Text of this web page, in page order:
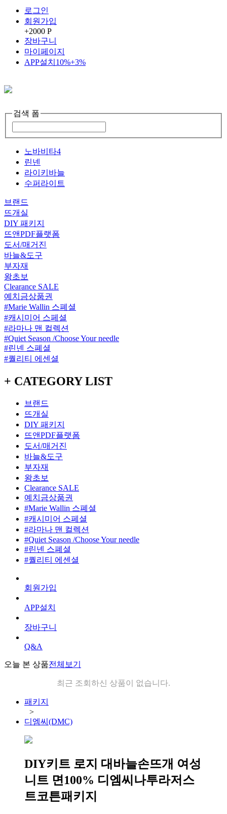
로그인
회원가입
+2000 P
장바구니
마이페이지
APP설치 10%+3%
검색 폼
노바비타4
린넨
라이키바늘
수퍼라이트
브랜드
뜨개실
DIY 패키지
뜨앤PDF플랫폼
도서/매거진
바늘&도구
부자재
왕초보
Clearance SALE
예치금상품권
#Marie Wallin 스폐셜
#캐시미어 스페셜
#라마나 맨 컬렉션
#Quiet Season /Choose Your needle
#린넨 스폐셜
#퀄리티 에센셜
+ CATEGORY LIST
브랜드
뜨개실
DIY 패키지
뜨앤PDF플랫폼
도서/매거진
바늘&도구
부자재
왕초보
Clearance SALE
예치금상품권
#Marie Wallin 스폐셜
#캐시미어 스페셜
#라마나 맨 컬렉션
#Quiet Season /Choose Your needle
#린넨 스폐셜
#퀄리티 에센셜
회원가입
APP설치
장바구니
Q&A
오늘 본 상품전체보기
최근 조회하신 상품이 없습니다.
패키지
>
디엠씨(DMC)
DIY키트 로지 대바늘손뜨개 여성
니트 면100% 디엠씨나투라저스
트코튼패키지